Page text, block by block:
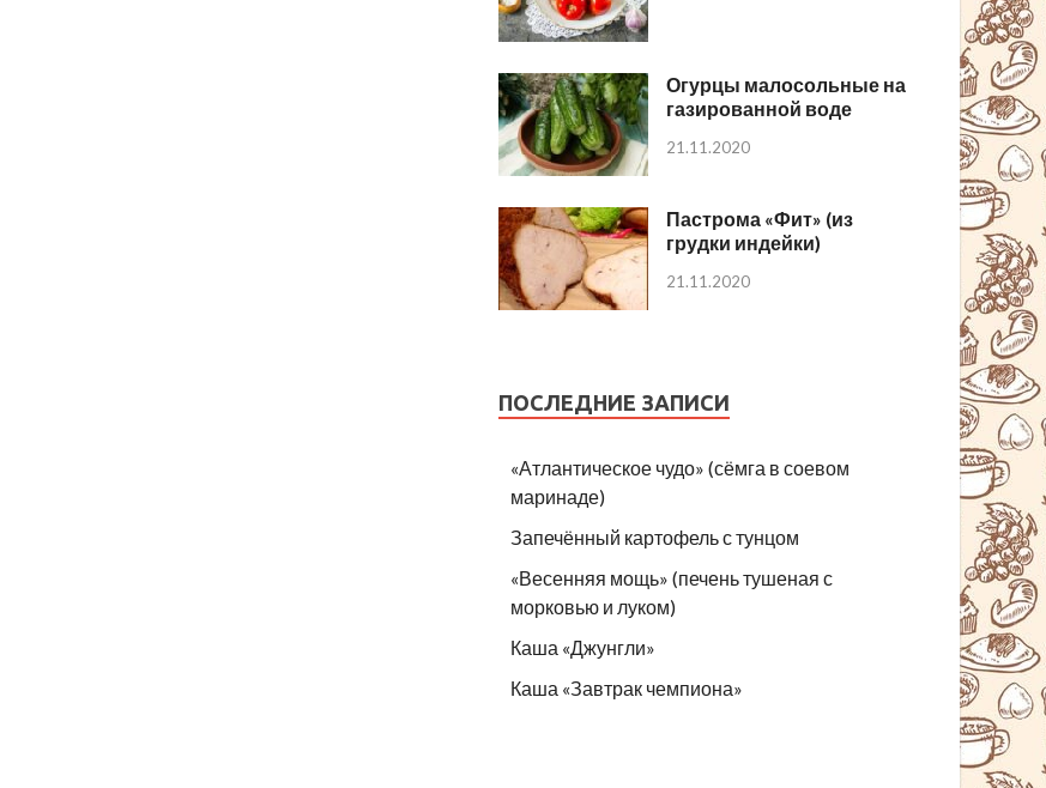
Огурцы малосольные на
газированной воде
21.11.2020
Пастрома «Фит» (из
грудки индейки)
21.11.2020
ПОСЛЕДНИЕ ЗАПИСИ
«Атлантическое чудо» (сёмга в соевом
маринаде)
Запечённый картофель с тунцом
«Весенняя мощь» (печень тушеная с
морковью и луком)
Каша «Джунгли»
Каша «Завтрак чемпиона»